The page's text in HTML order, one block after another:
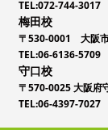
TEL:072-744-3017
梅田校
〒530-0001 大阪
TEL:06-6136-5709
守口校
〒570-0025 大阪府
TEL:06-4397-7027